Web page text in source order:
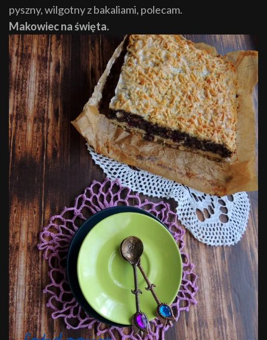
pyszny, wilgotny z bakaliami, polecam.
Makowiec na święta.